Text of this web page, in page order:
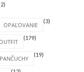
OPAĽOVANIE
(3)
(179)
PANČUCHY
(19)